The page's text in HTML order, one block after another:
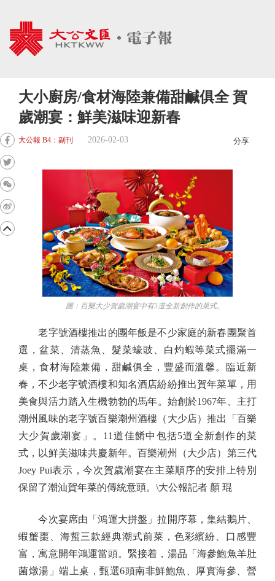
大小廚房/食材海陸兼備甜鹹俱全 賀
歲潮宴：鮮美滋味迎新春
大公報 B4：副刊 2026-02-03 分享
圖：百樂大少賀歲潮宴中有5道全新創作的菜式。
老字號酒樓推出的團年飯是不少家庭的新春團聚首
選，盆菜、清蒸魚、髮菜蠔豉、白灼蝦等菜式擺滿一
桌，食材海陸兼備，甜鹹俱全，豐盛而溫馨。臨近新
春，不少老字號酒樓和知名酒店紛紛推出賀年菜單，用
美食與活力踏入生機勃勃的馬年。始創於1967年、主打
潮州風味的老字號百樂潮州酒樓（大少店）推出「百樂
大少賀歲潮宴」。11道佳餚中包括5道全新創作的菜
式，以鮮美滋味共慶新年。百樂潮州（大少店）第三代
Joey Pui表示，今次賀歲潮宴在主菜順序的安排上特別
保留了潮汕賀年菜的傳統意頭。\大公報記者 顏 琨
今次宴席由「鴻運大拼盤」拉開序幕，集結鵝片、
蝦蟹棗、海蜇三款經典潮式前菜，色彩繽紛、口感豐
富，寓意開年鴻運當頭。緊接着，湯品「海參鮑魚羊肚
菌燉湯」端上桌，甄選6頭南非鮮鮑魚、厚實海參、營